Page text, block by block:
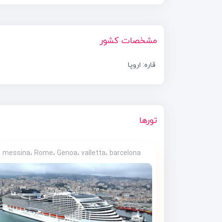
مشخصات کشور
قاره: اروپا
تورها
messina، Rome، Genoa، valletta، barcelona